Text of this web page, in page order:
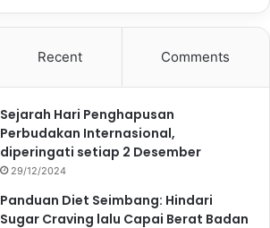
Recent Comments
Sejarah Hari Penghapusan
Perbudakan Internasional,
diperingati setiap 2 Desember
29/12/2024
Panduan Diet Seimbang: Hindari
Sugar Craving lalu Capai Berat Badan